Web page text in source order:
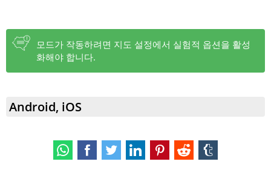
모드가 작동하려면 지도 설정에서 실험적 옵션을 활성
화해야 합니다.
Android, iOS